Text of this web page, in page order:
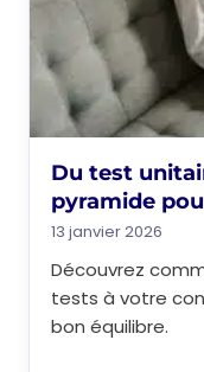
Du test
pyramide
13 janvier 2026
Découvrez
tests à votre
bon équilibre.